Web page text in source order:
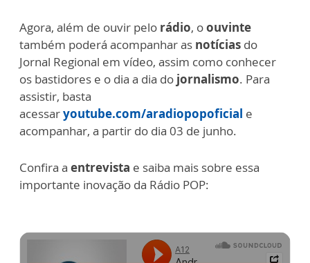
Agora, além de ouvir pelo rádio, oouvinte
também poderá acompanhar as notícias do
Jornal Regional em vídeo, assim como conhecer
os bastidores e o dia a dia do jornalismo. Para
assistir, basta
acessaryoutube.com/aradiopopoficial e
acompanhar, a partir do dia 03 de junho.
Confira a entrevista e saiba mais sobre essa
importante inovação da Rádio POP: